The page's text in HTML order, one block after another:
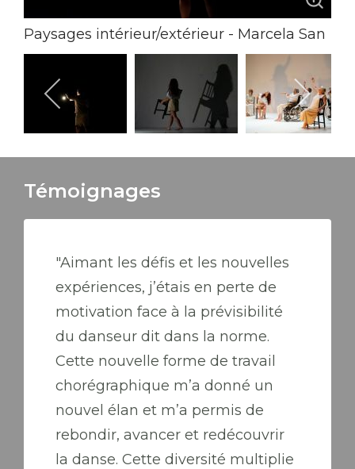
Paysages intérieur/extérieur - Marcela San
Pedro Crédit photo: Lancelot Radovic
Témoignages
"Aimant les défis et les nouvelles
expériences, j’étais en perte de
motivation face à la prévisibilité
du danseur dit dans la norme.
Cette nouvelle forme de travail
chorégraphique m’a donné un
nouvel élan et m’a permis de
rebondir, avancer et redécouvrir
la danse. Cette diversité multiplie